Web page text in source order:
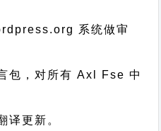
系统做审
包，对所有 Axl Fse 中
译更新。